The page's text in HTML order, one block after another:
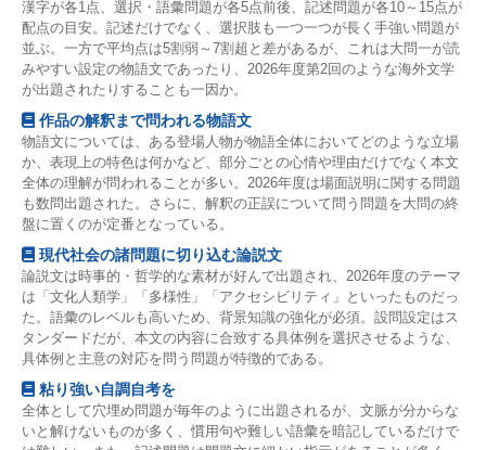
漢字が各1点、選択・語彙問題が各5点前後、記述問題が各10～15点が
配点の目安。記述だけでなく、選択肢も一つ一つが長く手強い問題が
並ぶ。一方で平均点は5割弱～7割超と差があるが、これは大問一が読
みやすい設定の物語文であったり、2026年度第2回のような海外文学
が出題されたりすることも一因か。
作品の解釈まで問われる物語文
物語文については、ある登場人物が物語全体においてどのような立場
か、表現上の特色は何かなど、部分ごとの心情や理由だけでなく本文
全体の理解が問われることが多い。2026年度は場面説明に関する問題
も数問出題された。さらに、解釈の正誤について問う問題を大問の終
盤に置くのが定番となっている。
現代社会の諸問題に切り込む論説文
論説文は時事的・哲学的な素材が好んで出題され、2026年度のテーマ
は「文化人類学」「多様性」「アクセシビリティ」といったものだっ
た。語彙のレベルも高いため、背景知識の強化が必須。設問設定はス
タンダードだが、本文の内容に合致する具体例を選択させるような、
具体例と主意の対応を問う問題が特徴的である。
粘り強い自調自考を
全体として穴埋め問題が毎年のように出題されるが、文脈が分からな
いと解けないものが多く、慣用句や難しい語彙を暗記しているだけで